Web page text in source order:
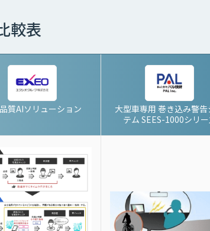
較表
質AIソリューション
大型車専用 巻き込み警告
テム SEES-1000シリー